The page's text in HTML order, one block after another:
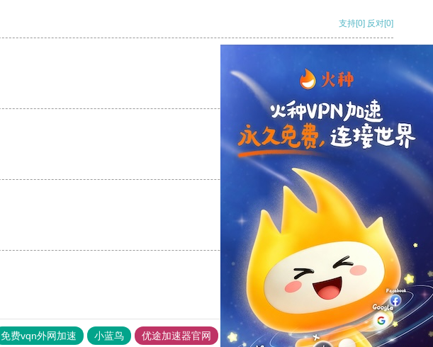
支持[0] 反对[0]
反对
反对[0]
免费vqn外网加速 小蓝鸟 优途加速器官网 风驰加速器 旋风加速器 八戒看书